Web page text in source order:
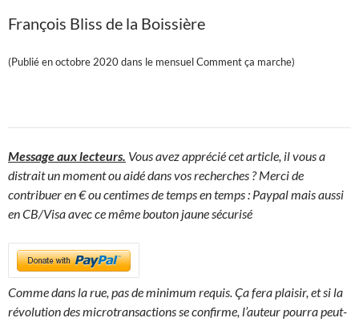
François Bliss de la Boissière
(Publié en octobre 2020 dans le mensuel Comment ça marche)
Message aux lecteurs. Vous avez apprécié cet article, il vous a
distrait un moment ou aidé dans vos recherches ? Merci de
contribuer en € ou centimes de temps en temps : Paypal mais aussi
en CB/Visa avec ce même bouton jaune sécurisé
Comme dans la rue, pas de minimum requis. Ça fera plaisir, et si la
révolution des microtransactions se confirme, l’auteur pourra peut-